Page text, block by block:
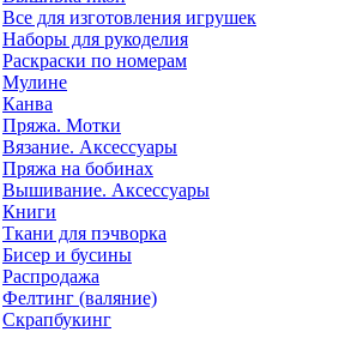
Все для изготовления игрушек
Наборы для рукоделия
Раскраски по номерам
Мулине
Канва
Пряжа. Мотки
Вязание. Аксессуары
Пряжа на бобинах
Вышивание. Аксессуары
Книги
Ткани для пэчворка
Бисер и бусины
Распродажа
Фелтинг (валяние)
Скрапбукинг